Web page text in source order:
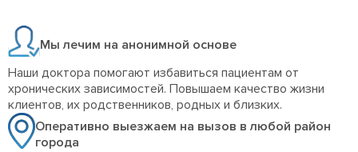
Мы лечим на анонимной основе
Наши доктора помогают избавиться пациентам от
хронических зависимостей. Повышаем качество жизни
клиентов, их родственников, родных и близких.
Оперативно выезжаем на вызов в любой район
города